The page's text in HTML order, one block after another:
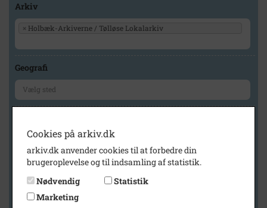
Arkiv
× Holbæk-Arkiverne / Tølløse Lokalarkiv
Geografi
Vis kun med billeder
Vis kun med filmklip
Vis kun med kilder
Cookies på arkiv.dk
arkiv.dk anvender cookies til at forbedre din
brugeroplevelse og til indsamling af statistik.
Nødvendig
Statistik
Marketing